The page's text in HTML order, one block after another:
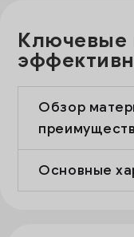
Ключевые
Обзор
Основные